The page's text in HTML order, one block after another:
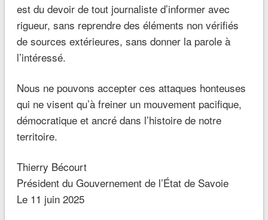
est du devoir de tout journaliste d’informer avec
rigueur, sans reprendre des éléments non vérifiés
de sources extérieures, sans donner la parole à
l’intéressé.
Nous ne pouvons accepter ces attaques honteuses
qui ne visent qu’à freiner un mouvement pacifique,
démocratique et ancré dans l’histoire de notre
territoire.
Thierry Bécourt
Président du Gouvernement de l’État de Savoie
Le 11 juin 2025